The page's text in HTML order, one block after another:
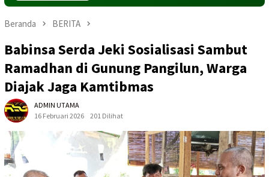
Beranda BERITA
Babinsa Serda Jeki Sosialisasi Sambut
Ramadhan di Gunung Pangilun, Warga
Diajak Jaga Kamtibmas
ADMIN UTAMA
16 Februari 2026
201 Dilihat